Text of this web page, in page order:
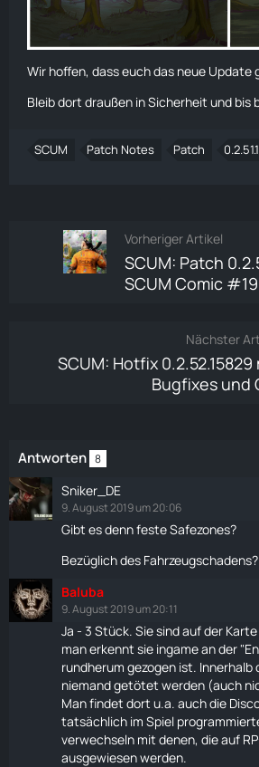
Wir hoffen, dass euch das neue Update
Bleib dort draußen in Sicherheit und bis
SCUM Patch Notes Patch
Vorheriger Artikel
SCUM: Patch
SCUM Comic #19
Nächster
SCUM: Hotfix 0.2.52.15829
Bugfixes und
Antworten 8
Sniker_DE
9. August 2019 um 20:06
Gibt es denn feste Safezones?
Bezüglich des Fahrzeugschadens?
Baluba
9. August 2019 um 20:11
Ja - 3 Stück. Sie sind auf der Karte
man erkennt sie ingame an der
rundherum gezogen ist. Innerhalb
niemand getötet werden (auch
Man findet dort u.a. auch die
tatsächlich im Spiel
verwechseln mit denen, die auf
ausgewiesen werden.